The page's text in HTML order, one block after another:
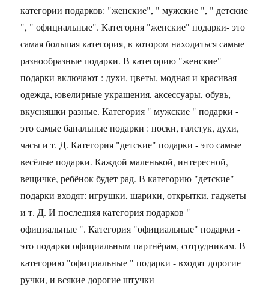
категории подарков: "женские", " мужские ", " детские
", " официальные". Категория "женские" подарки- это
самая большая категория, в котором находиться самые
разнообразные подарки. В категорию "женские"
подарки включают : духи, цветы, модная и красивая
одежда, ювелирные украшения, аксессуары, обувь,
вкусняшки разные. Категория " мужские " подарки -
это самые банальные подарки : носки, галстук, духи,
часы и т. Д. Категория "детские" подарки - это самые
весёлые подарки. Каждой маленькой, интересной,
вещичке, ребёнок будет рад. В категорию "детские"
подарки входят: игрушки, шарики, открытки, гаджеты
и т. Д. И последняя категория подарков "
официальные ". Категория "официальные" подарки -
это подарки официальным партнёрам, сотрудникам. В
категорию "официальные " подарки - входят дорогие
ручки, и всякие дорогие штучки